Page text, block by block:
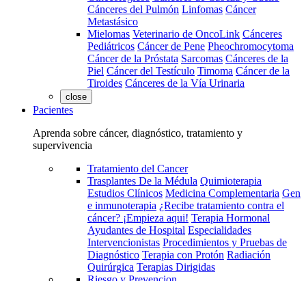
Cánceres del Pulmón Linfomas Cáncer
Metastásico
Mielomas Veterinario de OncoLink Cánceres
Pediátricos Cáncer de Pene Pheochromocytoma
Cáncer de la Próstata Sarcomas Cánceres de la
Piel Cáncer del Testículo Timoma Cáncer de la
Tiroides Cánceres de la Vía Urinaria
close
Pacientes
Aprenda sobre cáncer, diagnóstico, tratamiento y
supervivencia
Tratamiento del Cancer
Trasplantes De la Médula Quimioterapia
Estudios Clínicos Medicina Complementaria Gen
e inmunoterapia ¿Recibe tratamiento contra el
cáncer? ¡Empieza aqui! Terapia Hormonal
Ayudantes de Hospital Especialidades
Intervencionistas Procedimientos y Pruebas de
Diagnóstico Terapia con Protón Radiación
Quirúrgica Terapias Dirigidas